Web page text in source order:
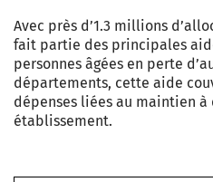
Avec près d’1.3 millions
fait partie des principales
personnes âgées en perte
départements, cette aide
dépenses liées au maintien
établissement.